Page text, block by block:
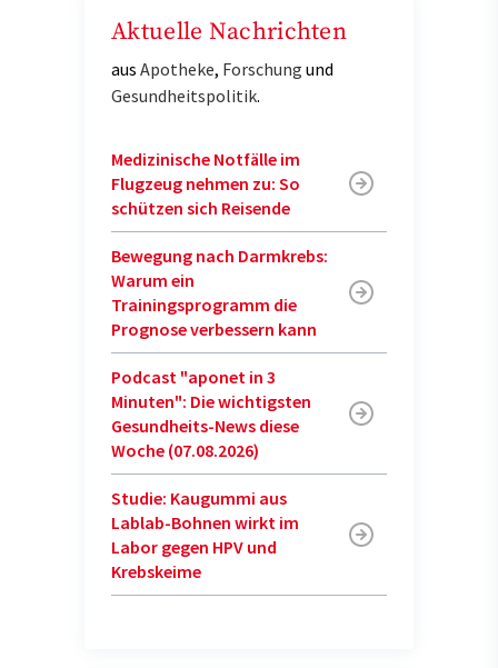
Aktuelle Nachrichten
aus Apotheke, Forschung und
Gesundheitspolitik.
Medizinische Notfälle im
Flugzeug nehmen zu: So
schützen sich Reisende
Bewegung nach Darmkrebs:
Warum ein
Trainingsprogramm die
Prognose verbessern kann
Podcast "aponet in 3
Minuten": Die wichtigsten
Gesundheits-News diese
Woche (07.08.2026)
Studie: Kaugummi aus
Lablab-Bohnen wirkt im
Labor gegen HPV und
Krebskeime